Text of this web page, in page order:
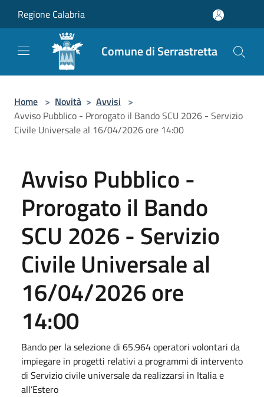
Regione Calabria
Comune di Serrastretta
Home > Novità > Avvisi >
Avviso Pubblico - Prorogato il Bando SCU 2026 - Servizio
Civile Universale al 16/04/2026 ore 14:00
Avviso Pubblico -
Prorogato il Bando
SCU 2026 - Servizio
Civile Universale al
16/04/2026 ore
14:00
Bando per la selezione di 65.964 operatori volontari da
impiegare in progetti relativi a programmi di intervento
di Servizio civile universale da realizzarsi in Italia e
all’Estero